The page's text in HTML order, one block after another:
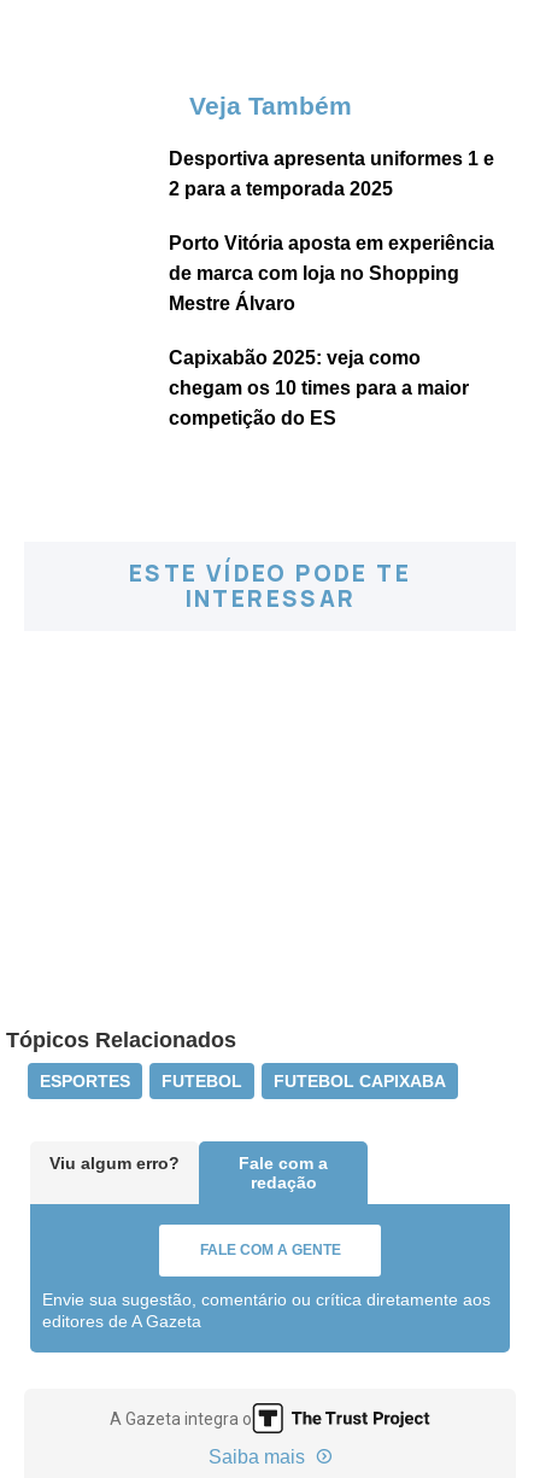
Veja Também
Desportiva apresenta uniformes 1 e
2 para a temporada 2025
Porto Vitória aposta em experiência
de marca com loja no Shopping
Mestre Álvaro
Capixabão 2025: veja como
chegam os 10 times para a maior
competição do ES
ESTE VÍDEO PODE TE
INTERESSAR
Tópicos Relacionados
ESPORTES FUTEBOL FUTEBOL CAPIXABA
Viu algum erro?
Fale com a
redação
FALE COM A GENTE
Envie sua sugestão, comentário ou crítica diretamente aos
editores de A Gazeta
A Gazeta integra o
Saiba mais